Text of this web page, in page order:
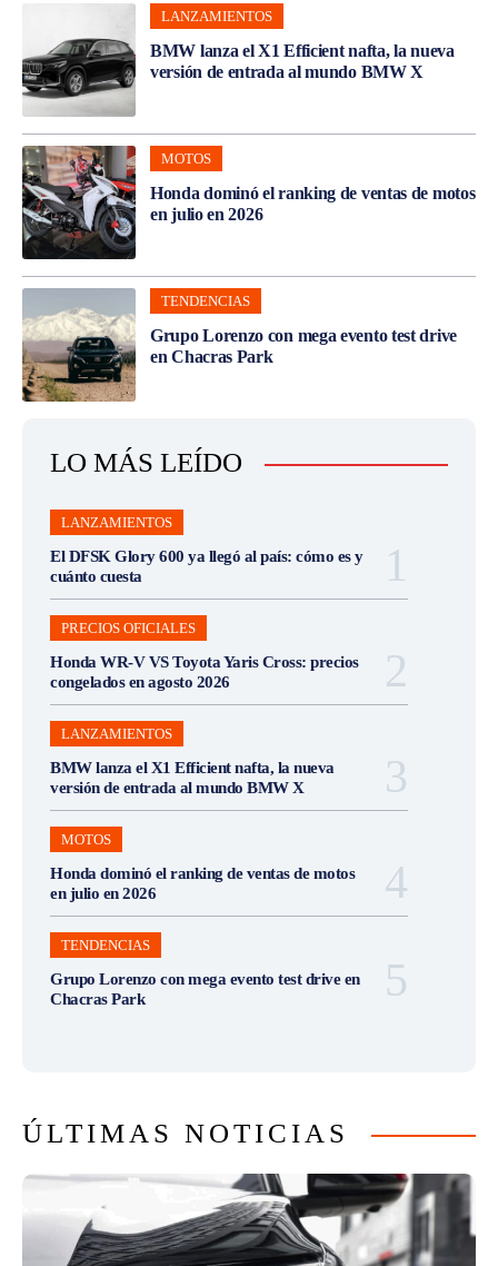
LANZAMIENTOS
BMW lanza el X1 Efficient nafta, la nueva
versión de entrada al mundo BMW X
MOTOS
Honda dominó el ranking de ventas de motos
en julio en 2026
TENDENCIAS
Grupo Lorenzo con mega evento test drive
en Chacras Park
LO MÁS LEÍDO
LANZAMIENTOS
El DFSK Glory 600 ya llegó al país: cómo es y
cuánto cuesta
PRECIOS OFICIALES
Honda WR-V VS Toyota Yaris Cross: precios
congelados en agosto 2026
LANZAMIENTOS
BMW lanza el X1 Efficient nafta, la nueva
versión de entrada al mundo BMW X
MOTOS
Honda dominó el ranking de ventas de motos
en julio en 2026
TENDENCIAS
Grupo Lorenzo con mega evento test drive en
Chacras Park
ÚLTIMAS NOTICIAS